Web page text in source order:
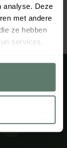
analyse. Deze
met andere
ze hebben
services.
Aanmelden